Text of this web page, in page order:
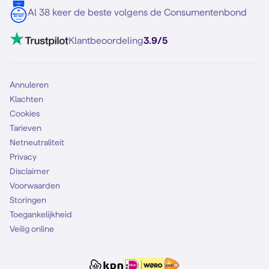
Mobiel internet
Mobiel abonnement
Contact
VoLTE 4G bellen
Al 38 keer de beste volgens de Consumentenbond
Klantbeoordeling3.9/5
Annuleren
Klachten
Cookies
Tarieven
Netneutraliteit
Privacy
Disclaimer
Voorwaarden
Storingen
Toegankelijkheid
Veilig online